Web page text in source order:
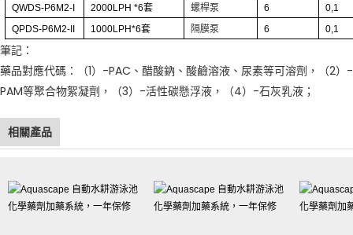
QWDS-P6M2-I
2000LPH *6套 螺桿泵 6
0,1
QPDS-P6M2-II
1000LPH*6套 隔膜泵 6 0,1
筆記：
藥品對應代碼：（1）-PAC、醋酸鈉、酸鹼溶液、尿素等可溶劑，（2）-
PAM等聚合物絮凝劑，（3）-活性碳懸浮液，（4）-石灰乳液；
相關產品